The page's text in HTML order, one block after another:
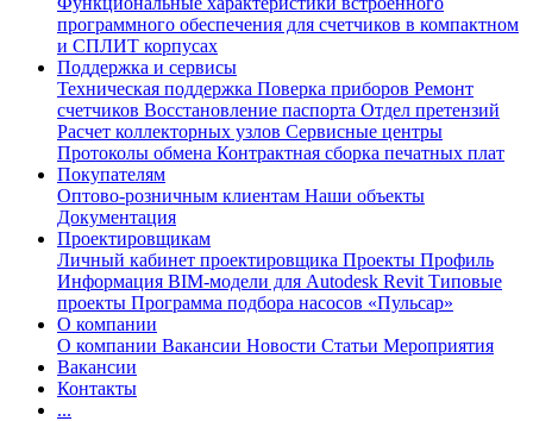
программного обеспечения для счетчиков в компактном
и СПЛИТ корпусах
Поддержка и сервисы
Техническая поддержка Поверка приборов Ремонт
счетчиков Восстановление паспорта Отдел претензий
Расчет коллекторных узлов Сервисные центры
Протоколы обмена Контрактная сборка печатных плат
Покупателям
Оптово-розничным клиентам Наши объекты
Документация
Проектировщикам
Личный кабинет проектировщика Проекты Профиль
Информация BIM-модели для Autodesk Revit Типовые
проекты Программа подбора насосов «Пульсар»
О компании
О компании Вакансии Новости Статьи Мероприятия
Вакансии
Контакты
...